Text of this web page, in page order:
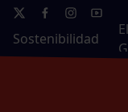
Sostenibilidad
El